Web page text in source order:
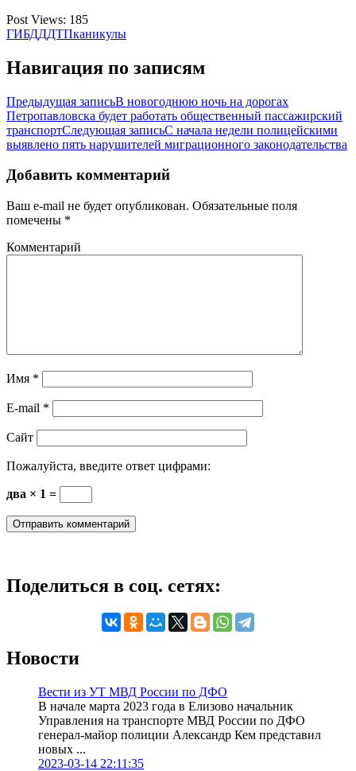
Post Views: 185
ГИБДДДТПканикулы
Навигация по записям
Предыдущая записьВ новогоднюю ночь на дорогах
Петропавловска будет работать общественный пассажирский
транспортСледующая записьС начала недели полицейскими
выявлено пять нарушителей миграционного законодательства
Добавить комментарий
Ваш e-mail не будет опубликован. Обязательные поля
помечены *
Комментарий
Имя *
E-mail *
Сайт
Пожалуйста, введите ответ цифрами:
два × 1 =
Поделиться в соц. сетях:
Новости
Вести из УТ МВД России по ДФО
В начале марта 2023 года в Елизово начальник
Управления на транспорте МВД России по ДФО
генерал-майор полиции Александр Кем представил
новых ...
2023-03-14 22:11:35